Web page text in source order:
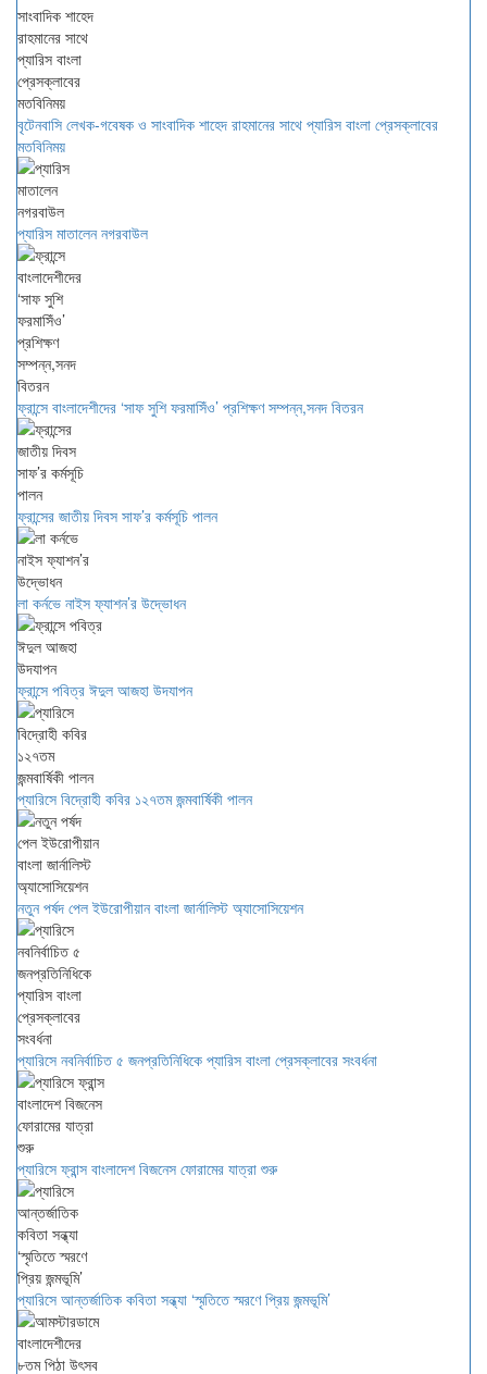
বৃটেনবাসি লেখক-গবেষক ও সাংবাদিক শাহেদ রাহমানের সাথে প্যারিস বাংলা প্রেসক্লাবের
মতবিনিময়
প্যারিস মাতালেন নগরবাউল
ফ্রান্সে বাংলাদেশীদের ‘সাফ সুশি ফরমাসিঁও’ প্রশিক্ষণ সম্পন্ন,সনদ বিতরন
ফ্রান্সের জাতীয় দিবস সাফ’র কর্মসূচি পালন
লা কর্নভে নাইস ফ্যাশন’র উদ্ভোধন
ফ্রান্সে পবিত্র ঈদুল আজহা উদযাপন
প্যারিসে বিদ্রোহী কবির ১২৭তম জন্মবার্ষিকী পালন
নতুন পর্ষদ পেল ইউরোপীয়ান বাংলা জার্নালিস্ট অ্যাসোসিয়েশন
প্যারিসে নবনির্বাচিত ৫ জনপ্রতিনিধিকে প্যারিস বাংলা প্রেসক্লাবের সংবর্ধনা
প্যারিসে ফ্রান্স বাংলাদেশ বিজনেস ফোরামের যাত্রা শুরু
প্যারিসে আন্তর্জাতিক কবিতা সন্ধ্যা ‘স্মৃতিতে স্মরণে প্রিয় জন্মভূমি’